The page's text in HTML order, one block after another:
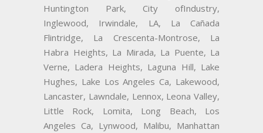
Huntington Park, City ofIndustry,
Inglewood, Irwindale, LA, La Cañada
Flintridge, La Crescenta-Montrose, La
Habra Heights, La Mirada, La Puente, La
Verne, Ladera Heights, Laguna Hill, Lake
Hughes, Lake Los Angeles Ca, Lakewood,
Lancaster, Lawndale, Lennox, Leona Valley,
Little Rock, Lomita, Long Beach, Los
Angeles Ca, Lynwood, Malibu, Manhattan